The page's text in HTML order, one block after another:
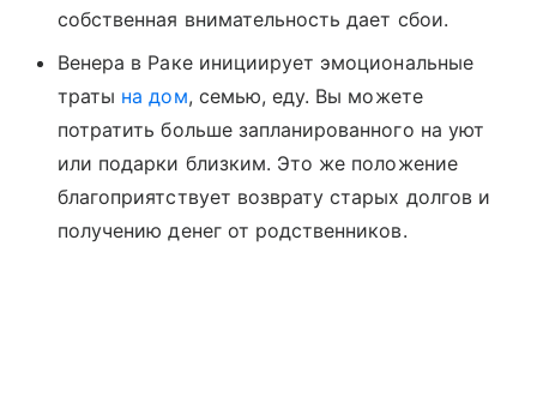
собственная внимательность дает сбои.
Венера в Раке инициирует эмоциональные
траты на дом, семью, еду. Вы можете
потратить больше запланированного на уют
или подарки близким. Это же положение
благоприятствует возврату старых долгов и
получению денег от родственников.